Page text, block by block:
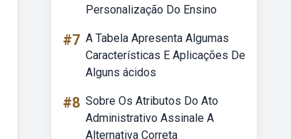
Personalização Do Ensino
#7 A Tabela Apresenta Algumas
Características E Aplicações De
Alguns ácidos
#8 Sobre Os Atributos Do Ato
Administrativo Assinale A
Alternativa Correta